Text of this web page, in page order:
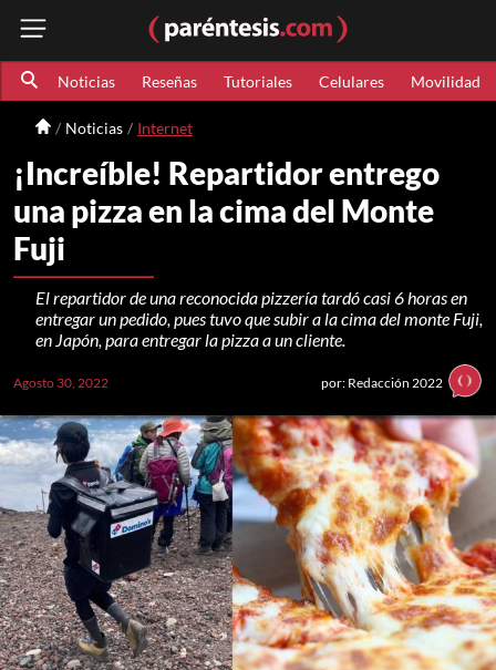
Noticias Reseñas Tutoriales Celulares Movilidad
Noticias Internet
¡Increíble! Repartidor entrego
una pizza en la cima del Monte
Fuji
El repartidor de una reconocida pizzería tardó casi 6 horas en
entregar un pedido, pues tuvo que subir a la cima del monte Fuji,
en Japón, para entregar la pizza a un cliente.
Agosto 30, 2022 por: Redacción 2022